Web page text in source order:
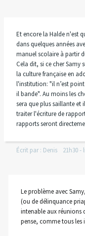
Et encore la Halde n'est
dans quelques années
manuel scolaire à partir
Cela dit, si ce cher Samy
la culture française en
l'institution: "il n’est
il bande". Au moins les
sera que plus saillante et
traiter l'écriture de
rapports seront
Écrit par : Denis 21h30-
Le problème avec
(ou de délinquance
intenable aux réunions
pense, comme tous les